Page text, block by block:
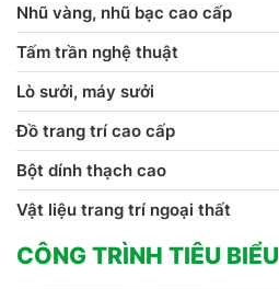
Nhũ vàng, nhũ bạc cao cấp
Tấm trần nghệ thuật
Lò sưởi, máy sưởi
Đồ trang trí cao cấp
Bột dính thạch cao
Vật liệu trang trí ngoại thất
CÔNG TRÌNH TIÊU BIỂU